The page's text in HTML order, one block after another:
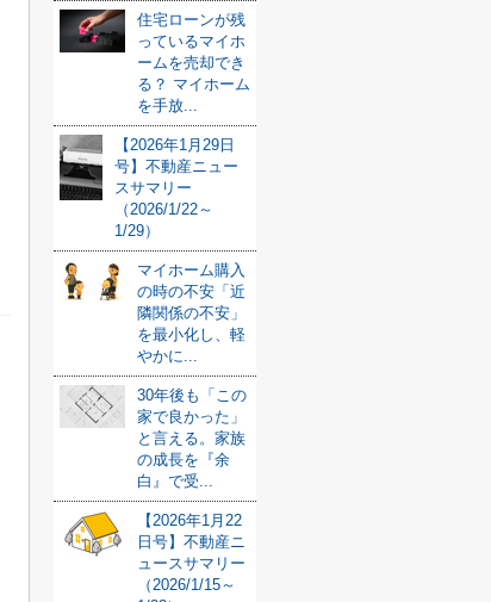
住宅ローンが残
っているマイホ
ームを売却でき
る？ マイホーム
を手放...
【2026年1月29日
号】不動産ニュー
スサマリー
（2026/1/22～
1/29）
マイホーム購入
の時の不安「近
隣関係の不安」
を最小化し、軽
やかに...
30年後も「この
家で良かった」
と言える。家族
の成長を『余
白』で受...
【2026年1月22
日号】不動産ニ
ュースサマリー
（2026/1/15～